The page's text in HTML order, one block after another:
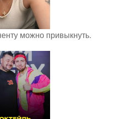
можно привыкнуть.